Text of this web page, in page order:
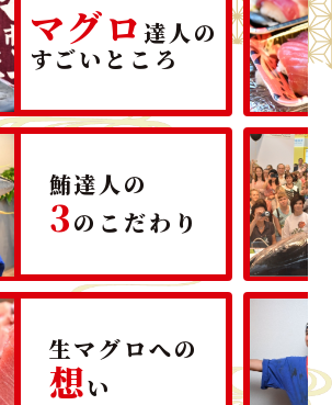
マグロ 達人の
すごいところ
鮪達人の
3のこだわり
生マグロへの
想い